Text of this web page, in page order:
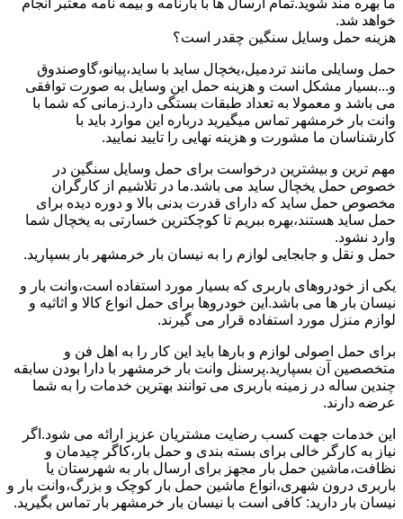
ما بهره مند شوید.تمام ارسال ها با بارنامه و بیمه نامه معتبر انجام
خواهد شد.
هزینه حمل وسایل سنگین چقدر است؟
حمل وسایلی مانند تردمیل،یخچال ساید با ساید،پیانو،گاوصندوق
و...بسیار مشکل است و هزینه حمل این وسایل به صورت توافقی
می باشد و معمولا به تعداد طبقات بستگی دارد.زمانی که شما با
وانت بار خرمشهر تماس میگیرید درباره این موارد باید با
کارشناسان ما مشورت و هزینه نهایی را تایید نمایید.
مهم ترین و بیشترین درخواست برای حمل وسایل سنگین در
خصوص حمل یخچال ساید می باشد.ما در تلاشیم از کارگران
مخصوص حمل ساید که دارای قدرت بدنی بالا و دوره دیده برای
حمل ساید هستند،بهره ببریم تا کوچکترین خسارتی به یخچال شما
وارد نشود.
حمل و نقل و جابجایی لوازم را به نیسان بار خرمشهر بار بسپارید.
یکی از خودروهای باربری که بسیار مورد استفاده است،وانت بار و
نیسان بار ها می باشد.این خودروها برای حمل انواع کالا و اثاثیه و
لوازم منزل مورد استفاده قرار می گیرند.
برای حمل اصولی لوازم و بارها باید این کار را به اهل فن و
متخصصین آن بسپارید.پرسنل وانت بار خرمشهر با دارا بودن سابقه
چندین ساله در زمینه باربری می توانند بهترین خدمات را به شما
عرضه دارند.
این خدمات جهت کسب رضایت مشتریان عزیز ارائه می شود.اگر
نیاز به کارگر خالی برای بسته بندی و حمل بار،کاگر چیدمان و
نظافت،ماشین حمل بار مجهز برای ارسال بار به شهرستان یا
باربری درون شهری،انواع ماشین حمل بار کوچک و بزرگ،وانت بار و
نیسان بار دارید: کافی است با نیسان بار خرمشهر بار تماس بگیرید.